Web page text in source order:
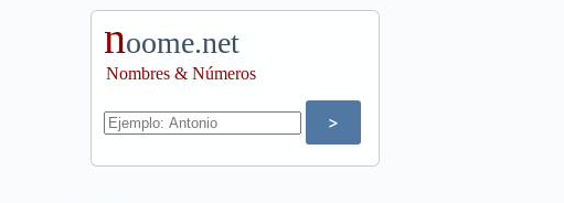
noome.net
Nombres & Números